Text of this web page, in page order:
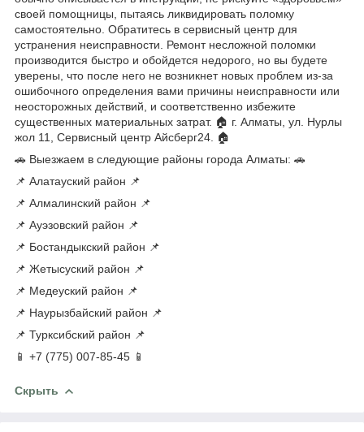
своей помощницы, пытаясь ликвидировать поломку
самостоятельно. Обратитесь в сервисный центр для
устранения неисправности. Ремонт несложной поломки
производится быстро и обойдется недорого, но вы будете
уверены, что после него не возникнет новых проблем из-за
ошибочного определения вами причины неисправности или
неосторожных действий, и соответственно избежите
существенных материальных затрат. 🏠 г. Алматы, ул. Нурлы
жол 11, Сервисный центр Айсберг24. 🏠
🚗 Выезжаем в следующие районы города Алматы: 🚗
📌 Алатауский район 📌
📌 Алмалинский район 📌
📌 Ауэзовский район 📌
📌 Бостандыкский район 📌
📌 Жетысуский район 📌
📌 Медеуский район 📌
📌 Наурызбайский район 📌
📌 Турксибский район 📌
📱 +7 (775) 007-85-45 📱
Скрыть